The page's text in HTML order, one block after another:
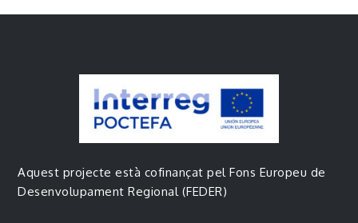
Aquest projecte està cofinançat pel Fons Europeu de
Desenvolupament Regional (FEDER)